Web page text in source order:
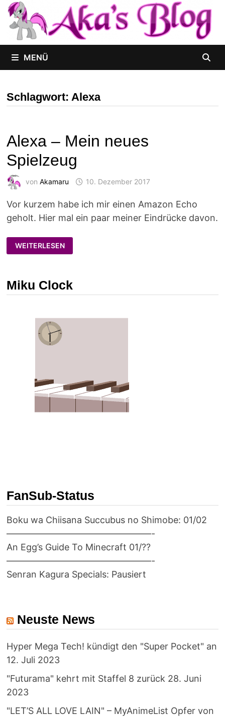
Zum
Inhalt
springen
MENÜ
Schlagwort: Alexa
Alexa – Mein neues
Spielzeug
von Akamaru 10. Dezember 2017
Vor kurzem habe ich mir einen Amazon Echo
geholt. Hier mal ein paar meiner Eindrücke davon.
ALEXA
–
MEIN
WEITERLESEN
Miku Clock
FanSub-Status
Boku wa Chiisana Succubus no Shimobe: 01/02
————————————————-
An Egg’s Guide To Minecraft 01/??
————————————————-
Senran Kagura Specials: Pausiert
Neuste News
Hyper Mega Tech! kündigt den "Super Pocket" an
12. Juli 2023
"Futurama" kehrt mit Staffel 8 zurück 28. Juni
2023
"LET’S ALL LOVE LAIN" – MyAnimeList Opfer von